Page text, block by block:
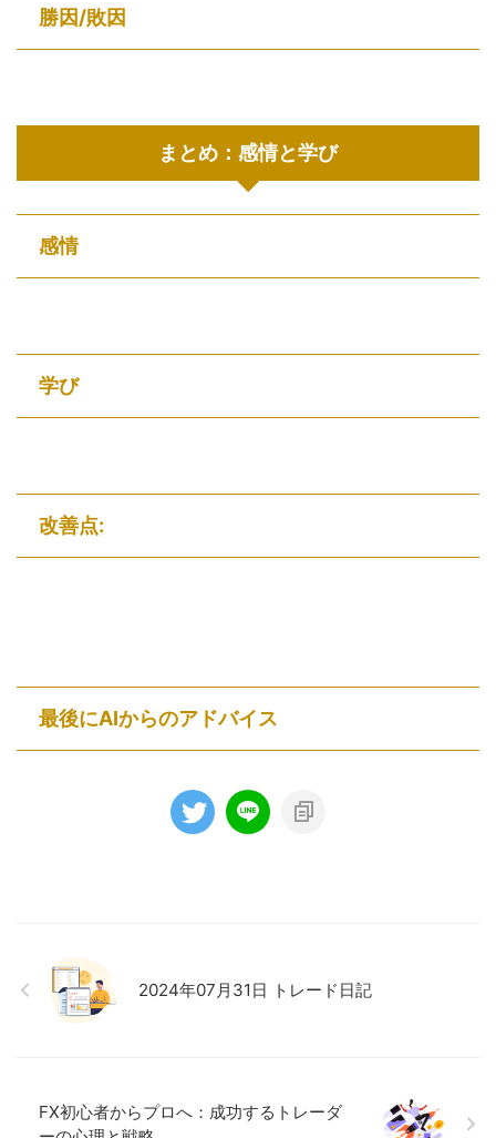
勝因/敗因
まとめ：感情と学び
感情
学び
改善点:
最後にAIからのアドバイス
2024年07月31日 トレード日記
FX初心者からプロへ：成功するトレーダ